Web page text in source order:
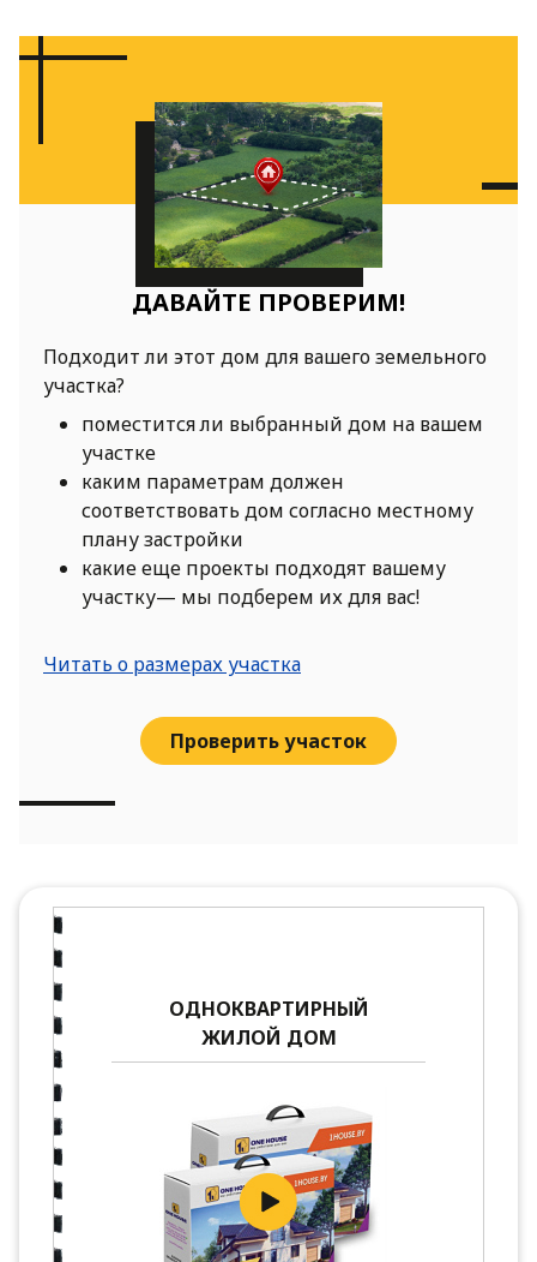
ДАВАЙТЕ ПРОВЕРИМ!
Подходит ли этот дом для вашего земельного
участка?
поместится ли выбранный дом на вашем
участке
каким параметрам должен
соответствовать дом согласно местному
плану застройки
какие еще проекты подходят вашему
участку— мы подберем их для вас!
Читать о размерах участка
Проверить участок
ОДНОКВАРТИРНЫЙ
ЖИЛОЙ ДОМ